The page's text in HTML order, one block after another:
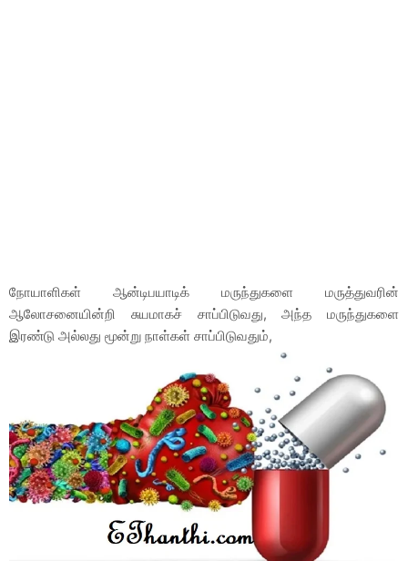
நோயாளிகள் ஆன்டிபயாடிக் மருந்துகளை மருத்துவரின்
ஆலோசனையின்றி சுயமாகச் சாப்பிடுவது, அந்த மருந்துகளை
இரண்டு அல்லது மூன்று நாள்கள் சாப்பிடுவதும்,